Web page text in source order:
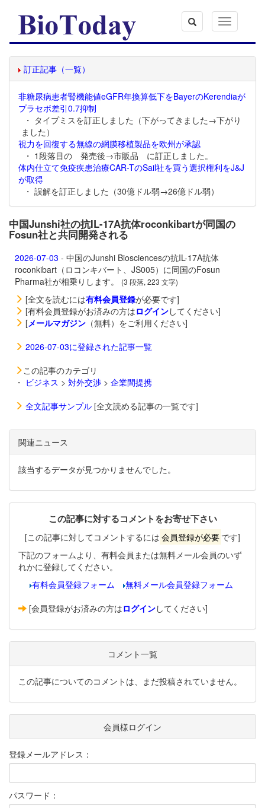
Toggle
navigation
訂正記事（一覧）
非糖尿病患者腎機能値eGFR年換算低下をBayerのKerendiaが
プラセボ差引0.7抑制
・ タイプミスを訂正しました（下がってきました→下がり
ました）
視力を回復する無線の網膜移植製品を欧州が承認
・ 1段落目の 発売後→市販品 に訂正しました。
体内仕立て免疫疾患治療CAR-TのSail社を買う選択権利をJ&J
が取得
・ 誤解を訂正しました（30億ドル弱→26億ドル弱）
中国Junshi社の抗IL-17A抗体roconkibartが同国の
Fosun社と共同開発される
2026-07-03 - 中国のJunshi Biosciencesの抗IL-17A抗体
roconkibart（ロコンキバート、JS005）に同国のFosun
Pharma社が相乗りします。
(3 段落, 223 文字)
[全文を読むには有料会員登録が必要です]
[有料会員登録がお済みの方はログインしてください]
[メールマガジン （無料）をご利用ください]
2026-07-03に登録された記事一覧
この記事のカテゴリ
・ ビジネス > 対外交渉 > 企業間提携
全文記事サンプル [全文読める記事の一覧です]
関連ニュース
該当するデータが見つかりませんでした。
この記事に対するコメントをお寄せ下さい
[この記事に対してコメントするには 会員登録が必要 です]
下記のフォームより、有料会員または無料メール会員のいず
れかに登録してください。
有料会員登録フォーム
無料メール会員登録フォーム
[会員登録がお済みの方はログインしてください]
コメント一覧
この記事についてのコメントは、まだ投稿されていません。
会員様ログイン
登録メールアドレス：
パスワード：